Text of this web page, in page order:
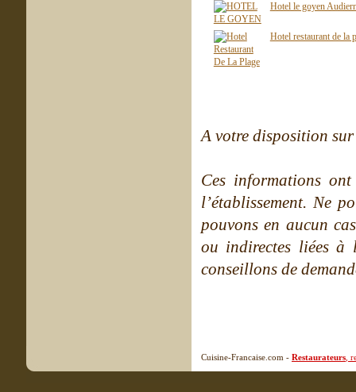
Hotel le goyen
Hotel restaurant de la
A votre disposition
Ces informations
l’établissement. Ne
pouvons en aucun
ou indirectes liées à
conseillons de
Cuisine-Francaise.com - Restaurateurs ,